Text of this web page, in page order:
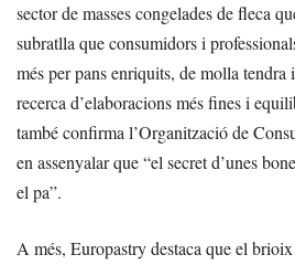
sector de masses congelades de fleca
subratlla que consumidors i
més per pans enriquits, de molla tendra
recerca d’elaboracions més fines i
també confirma l’Organització de
en assenyalar que “el secret d’unes
el pa”.
A més, Europastry destaca que el